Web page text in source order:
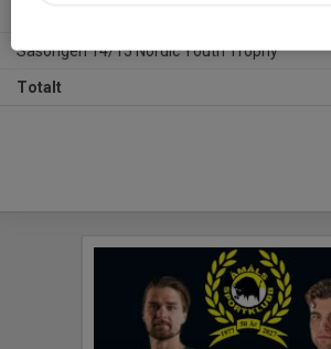
Säsongen 14/15 Nordic Youth Trophy
Totalt